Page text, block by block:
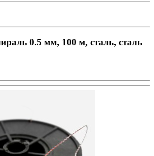
0.5 мм, 100 м, сталь, сталь